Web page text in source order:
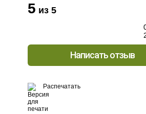
5 из 5
Написать отзыв
Распечатать